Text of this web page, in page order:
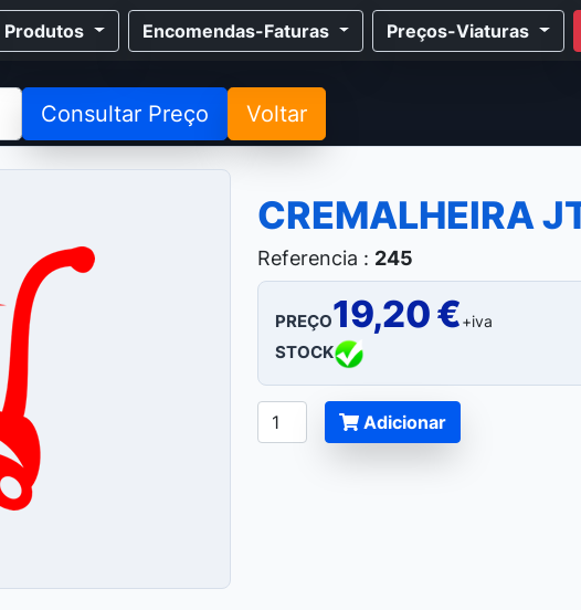
Produtos Encomendas-Faturas Preços-Viaturas
Consultar Preço Voltar
CREMALHEIRA
Referencia : 245
PREÇO19,20 €+iva
STOCK
Adicionar